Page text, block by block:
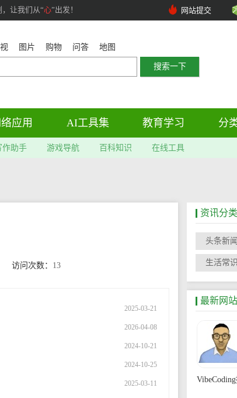
让我们从“心”出发！ 网站提交
图片 购物 问答 地图
络应用 AI工具集 教育学习 分
作助手 游戏导航 百科知识 在线工具
访问次数： 13
2025-03-21
2026-04-08
2024-10-21
2024-10-25
2025-03-11
资讯分类
头条新闻
生活常识
最新网站